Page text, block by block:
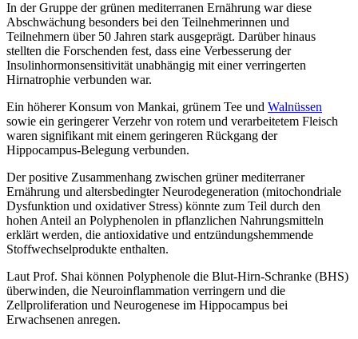
In der Gruppe der grünen mediterranen Ernährung war diese
Abschwächung besonders bei den Teilnehmerinnen und
Teilnehmern über 50 Jahren stark ausgeprägt. Darüber hinaus
stellten die Forschenden fest, dass eine Verbesserung der
Insυlinhormonsensitivität unabhängig mit einer verringerten
Hirnatrophie verbunden war.
Ein höherer Konsum von Mankai, grünem Tee und Walnüssen
sowie ein geringerer Verzehr von rotem und verarbeitetem Fleisch
waren signifikant mit einem geringeren Rückgang der
Hippocampus-Belegung verbunden.
Der positive Zusammenhang zwischen grüner mediterraner
Ernährung und altersbedingter Neurodegeneration (mitochondriale
Dysfunktion und oxidativer Stress) könnte zum Teil durch den
hohen Anteil an Polyphenolen in pflanzlichen Nahrungsmitteln
erklärt werden, die antioxidative und entzündungshemmende
Stoffwechselprodukte enthalten.
Laut Prof. Shai können Polyphenole die Blut-Hirn-Schranke (BHS)
überwinden, die Neuroinflammation verringern und die
Zellproliferation und Neurogenese im Hippocampus bei
Erwachsenen anregen.